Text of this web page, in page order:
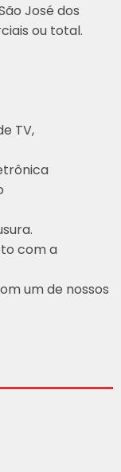
José dos
ou total.
TV,
com a
um de nossos